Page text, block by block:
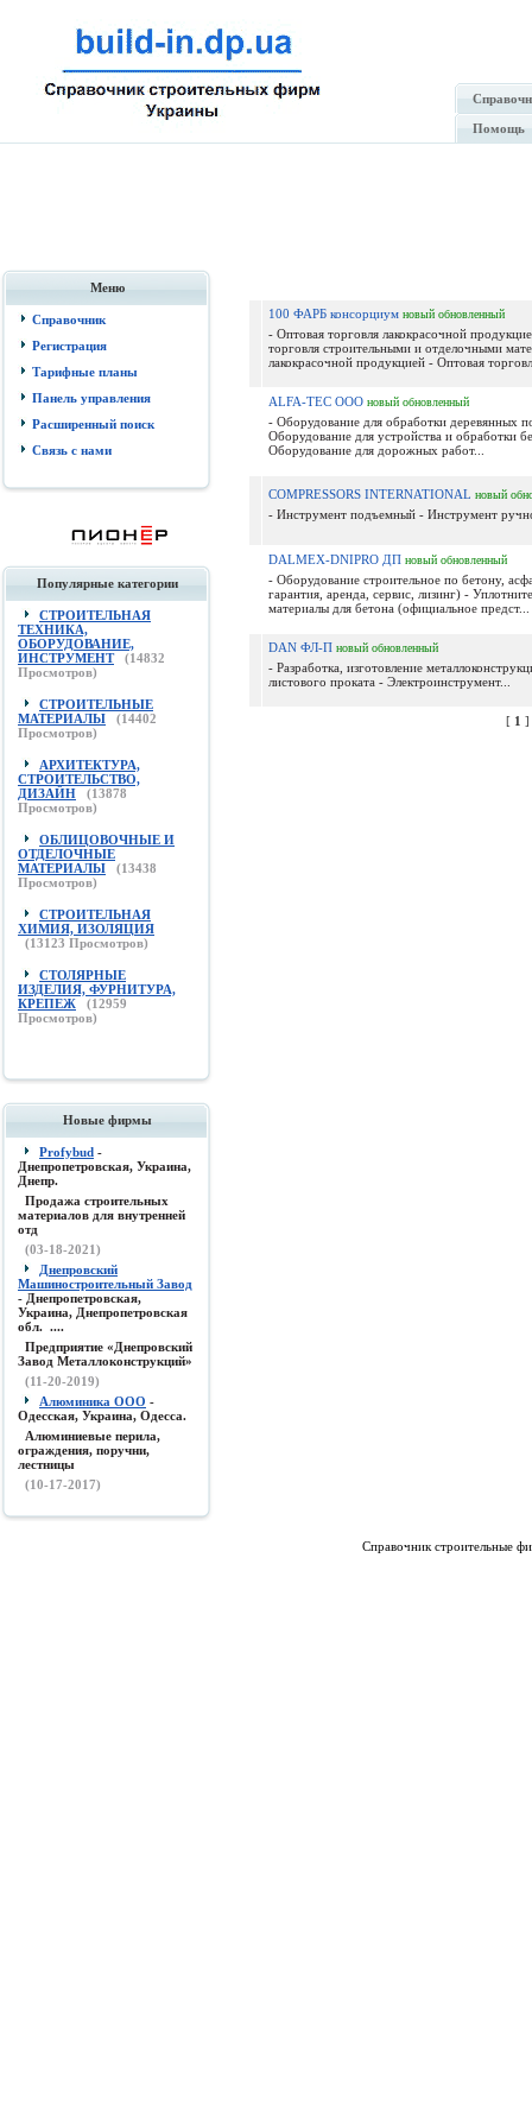
Помощь
Меню
Справочник
Регистрация
Тарифные планы
Панель управления
Расширенный поиск
Связь с нами
Популярные категории
СТРОИТЕЛЬНАЯ
ТЕХНИКА,
ОБОРУДОВАНИЕ,
ИНСТРУМЕНТ
(14832
Просмотров)
СТРОИТЕЛЬНЫЕ
МАТЕРИАЛЫ
(14402
Просмотров)
АРХИТЕКТУРА,
СТРОИТЕЛЬСТВО,
ДИЗАЙН
(13878
Просмотров)
ОБЛИЦОВОЧНЫЕ И
ОТДЕЛОЧНЫЕ
МАТЕРИАЛЫ
(13438
Просмотров)
СТРОИТЕЛЬНАЯ
ХИМИЯ, ИЗОЛЯЦИЯ
(13123 Просмотров)
СТОЛЯРНЫЕ
ИЗДЕЛИЯ, ФУРНИТУРА,
КРЕПЕЖ
(12959
Просмотров)
Новые фирмы
Profybud -
Днепропетровская, Украина,
Днепр.
Продажа строительных
материалов для внутренней
отд
(03-18-2021)
Днепровский
Машиностроительный Завод
- Днепропетровская,
Украина, Днепропетровская
обл. ....
Предприятие «Днепровский
Завод Металлоконструкций»
(11-20-2019)
Алюминика ООО -
Одесская, Украина, Одесса.
Алюминиевые перила,
ограждения, поручни,
лестницы
(10-17-2017)
100 ФАРБ консорциум новый обновленный
- Оптовая торговля лакокрасочной
торговля строительными и отделочными
лакокрасочной продукцией - Оптовая
ALFA-TEC ООО новый обновленный
- Оборудование для обработки деревянных
Оборудование для устройства и обработки
Оборудование для дорожных работ...
COMPRESSORS INTERNATIONAL новый
- Инструмент подъемный - Инструмент
DALMEX-DNIPRO ДП новый обновленный
- Оборудование строительное по бетону,
гарантия, аренда, сервис, лизинг) -
материалы для бетона (официальное предст...
DAN ФЛ-П новый обновленный
- Разработка, изготовление
листового проката - Электроинструмент...
[ 1 ]
Справочник строительные